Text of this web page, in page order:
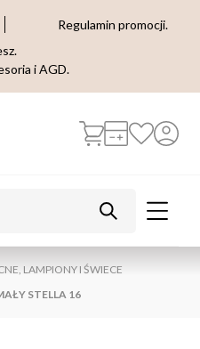
Regulamin promocji.
i AGD.
LAMPIONY I ŚWIECE
STELLA 16